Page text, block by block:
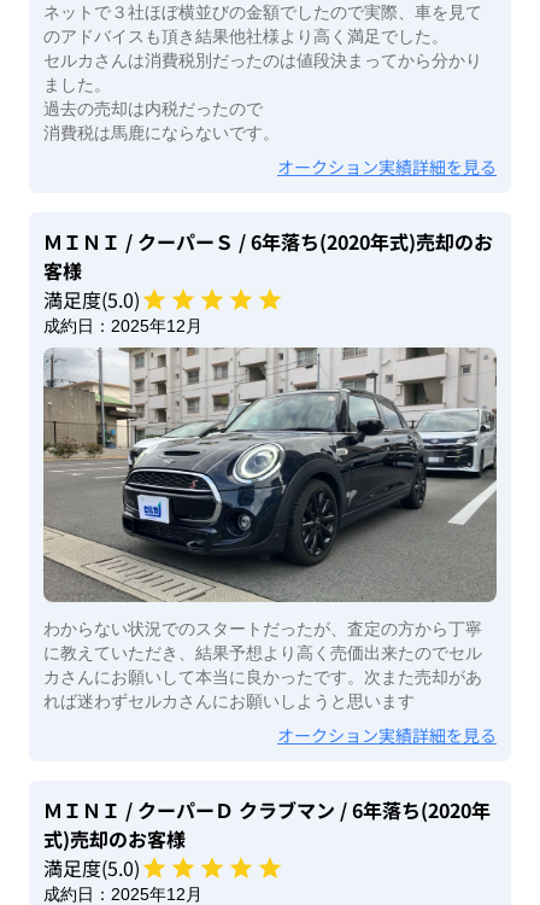
ネットで３社ほぼ横並びの金額でしたので実際、車を見て
のアドバイスも頂き結果他社様より高く満足でした。
セルカさんは消費税別だったのは値段決まってから分かり
ました。
過去の売却は内税だったので
消費税は馬鹿にならないです。
オークション実績詳細を見る
ＭＩＮＩ / クーパーＳ / 6年落ち(2020年式)売却のお
客様
満足度(5.0)
成約日： 2025年12月
わからない状況でのスタートだったが、査定の方から丁寧
に教えていただき、結果予想より高く売価出来たのでセル
カさんにお願いして本当に良かったです。次また売却があ
れば迷わずセルカさんにお願いしようと思います
オークション実績詳細を見る
ＭＩＮＩ / クーパーＤ クラブマン / 6年落ち(2020年
式)売却のお客様
満足度(5.0)
成約日： 2025年12月